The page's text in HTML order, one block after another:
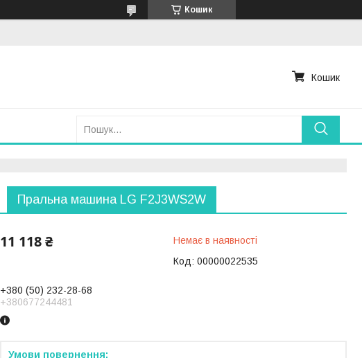
Кошик
Кошик
Пральна машина LG F2J3WS2W
11 118 ₴
Немає в наявності
Код: 00000022535
+380 (50) 232-28-68
+380677244481